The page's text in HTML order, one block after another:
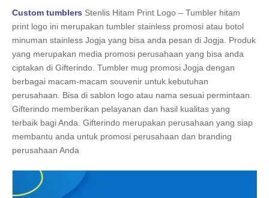
Custom tumblers Stenlis Hitam Print Logo – Tumbler hitam
print logo ini merupakan tumbler stainless promosi atau botol
minuman stainless Jogja yang bisa anda pesan di Jogja. Produk
yang merupakan media promosi perusahaan yang bisa anda
ciptakan di Gifterindo. Tumbler mug promosi Jogja dengan
berbagai macam-macam souvenir untuk kebutuhan
perusahaan. Bisa di sablon logo atau nama sesuai permintaan.
Gifterindo memberikan pelayanan dan hasil kualitas yang
terbaik bagi Anda. Gifterindo merupakan perusahaan yang siap
membantu anda untuk promosi perusahaan dan branding
perusahaan Anda
Produk Drinkware Stenlis Hitam Print Logo
Anda bisa mendapatkan berbagai souvenir atau gift unik untuk